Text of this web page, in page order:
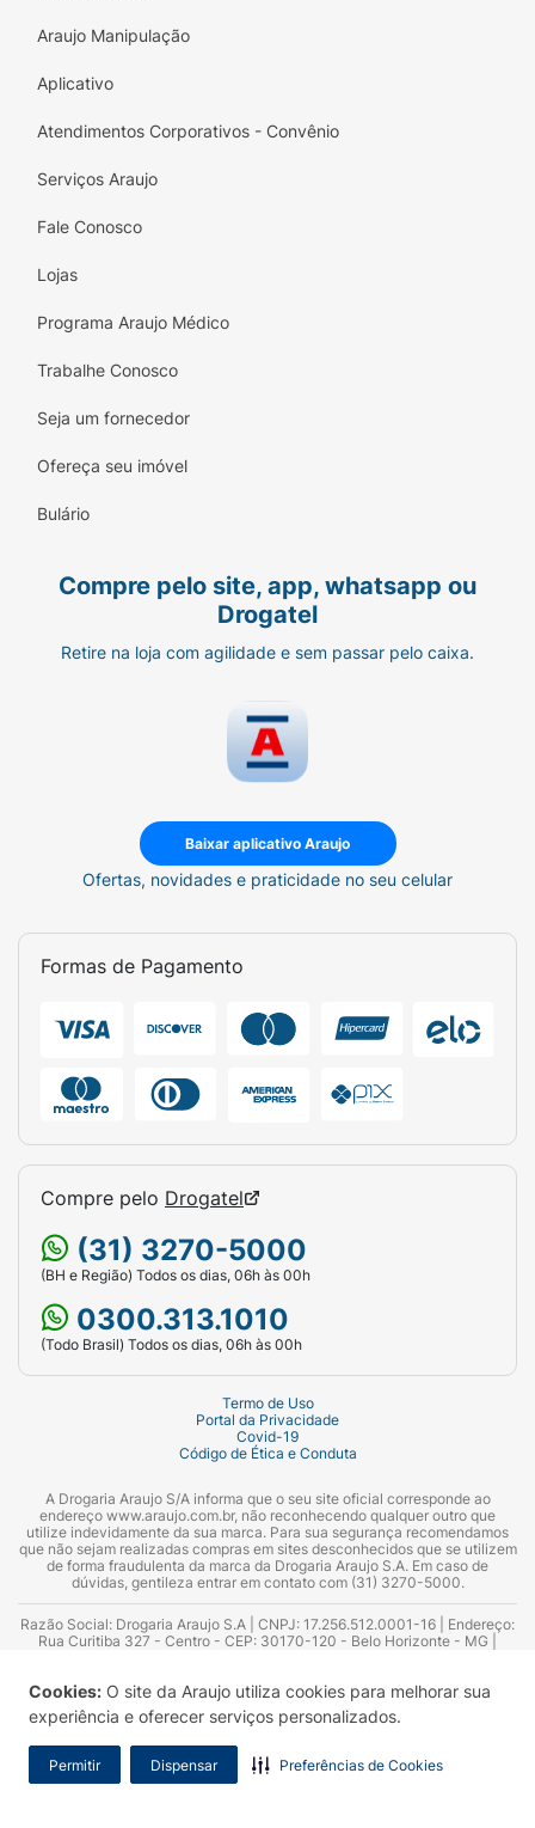
Cookies: O site da Araujo utiliza cookies para melhorar sua
experiência e oferecer serviços personalizados.
Permitir Dispensar Preferências de Cookies
Araujo Manipulação
Aplicativo
Atendimentos Corporativos - Convênio
Serviços Araujo
Fale Conosco
Lojas
Programa Araujo Médico
Trabalhe Conosco
Seja um fornecedor
Ofereça seu imóvel
Bulário
Compre pelo site, app, whatsapp ou
Drogatel
Retire na loja com agilidade e sem passar pelo caixa.
Baixar aplicativo Araujo
Ofertas, novidades e praticidade no seu celular
Formas de Pagamento
Compre pelo Drogatel
(31) 3270-5000
(BH e Região) Todos os dias, 06h às 00h
0300.313.1010
(Todo Brasil) Todos os dias, 06h às 00h
Termo de Uso
Portal da Privacidade
Covid-19
Código de Ética e Conduta
A Drogaria Araujo S/A informa que o seu site oficial corresponde ao
endereço www.araujo.com.br, não reconhecendo qualquer outro que
utilize indevidamente da sua marca. Para sua segurança recomendamos
que não sejam realizadas compras em sites desconhecidos que se utilizem
de forma fraudulenta da marca da Drogaria Araujo S.A. Em caso de
dúvidas, gentileza entrar em contato com (31) 3270-5000.
Razão Social: Drogaria Araujo S.A | CNPJ: 17.256.512.0001-16 | Endereço:
Rua Curitiba 327 - Centro - CEP: 30170-120 - Belo Horizonte - MG |
Azevedo Guimarães – CRF 10.965 | Yasmin Silva Alvarenga – CRF 52.584 -
Consultor substituto: Thiago Aguiar Pinheiro - CRF Nº 13.748. Alvará
Sanitário: 2025020713 | Autorização de Funcionamento da Empresa (AFE):